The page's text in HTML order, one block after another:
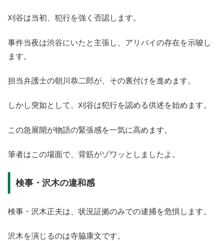
刈谷は当初、犯行を強く否認します。
事件当夜は渋谷にいたと主張し、アリバイの存在を示唆し
ます。
担当弁護士の朝川恭二郎が、その裏付けを進めます。
しかし突如として、刈谷は犯行を認める供述を始めます。
この急展開が物語の緊張感を一気に高めます。
筆者はこの場面で、背筋がゾワッとしましたよ。
検事・沢木の違和感
検事・沢木正夫は、状況証拠のみでの逮捕を危惧します。
沢木を演じるのは寺脇康文です。